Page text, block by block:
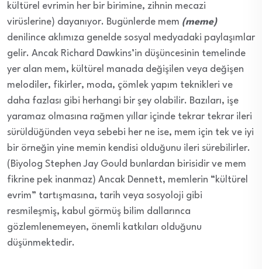
kültürel evrimin her bir birimine, zihnin mecazi
virüslerine) dayanıyor. Bugünlerde mem (meme)
denilince aklımıza genelde sosyal medyadaki paylaşımlar
gelir. Ancak Richard Dawkins’in düşüncesinin temelinde
yer alan mem, kültürel manada değişilen veya değişen
melodiler, fikirler, moda, çömlek yapım teknikleri ve
daha fazlası gibi herhangi bir şey olabilir. Bazıları, işe
yaramaz olmasına rağmen yıllar içinde tekrar tekrar ileri
sürüldüğünden veya sebebi her ne ise, mem için tek ve iyi
bir örneğin yine memin kendisi olduğunu ileri sürebilirler.
(Biyolog Stephen Jay Gould bunlardan birisidir ve mem
fikrine pek inanmaz) Ancak Dennett, memlerin “kültürel
evrim” tartışmasına, tarih veya sosyoloji gibi
resmileşmiş, kabul görmüş bilim dallarınca
gözlemlenemeyen, önemli katkıları olduğunu
düşünmektedir.